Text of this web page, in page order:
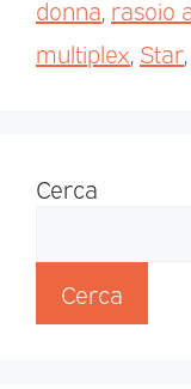
donna rasoio
multiplex Star
Cerca
Cerca